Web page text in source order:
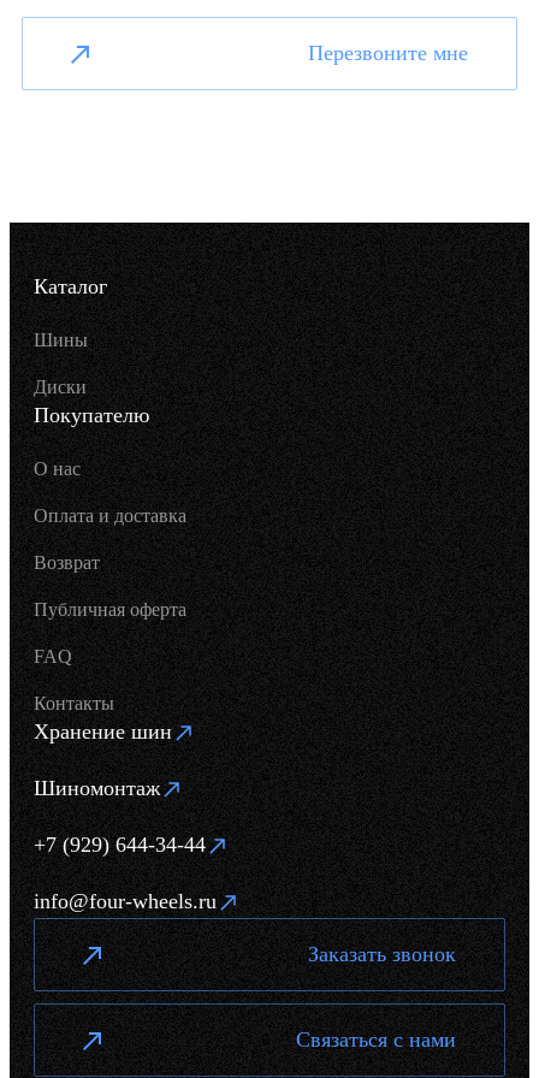
Перезвоните мне
Каталог
Шины
Диски
Покупателю
О нас
Оплата и доставка
Возврат
Публичная оферта
FAQ
Контакты
Хранение шин
Шиномонтаж
+7 (929) 644-34-44
info@four-wheels.ru
Заказать звонок
Связаться с нами